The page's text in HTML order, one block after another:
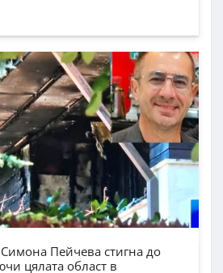
Пейчева стигна до
цялата област в